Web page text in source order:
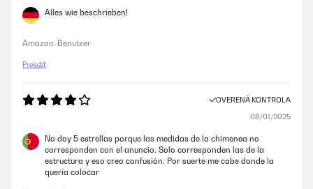
Alles wie beschrieben!
Amazon-Benutzer
Preložiť
OVERENÁ KONTROLA
08/01/2025
No doy 5 estrellas porque las medidas de la chimenea no
corresponden con el anuncio. Solo corresponden las de la
estructura y eso creo confusión. Por suerte me cabe donde la
quería colocar